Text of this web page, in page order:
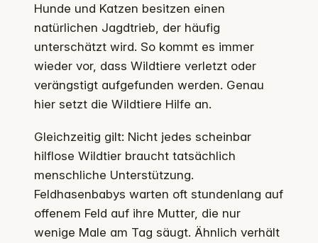
Hunde und Katzen besitzen einen
natürlichen Jagdtrieb, der häufig
unterschätzt wird. So kommt es immer
wieder vor, dass Wildtiere verletzt oder
verängstigt aufgefunden werden. Genau
hier setzt die Wildtiere Hilfe an.
Gleichzeitig gilt: Nicht jedes scheinbar
hilflose Wildtier braucht tatsächlich
menschliche Unterstützung.
Feldhasenbabys warten oft stundenlang auf
offenem Feld auf ihre Mutter, die nur
wenige Male am Tag säugt. Ähnlich verhält